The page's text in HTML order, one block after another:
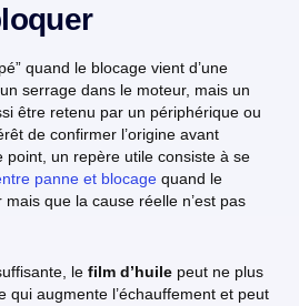
quand le blocage vient d’une
serrage dans le moteur, mais un
être retenu par un périphérique ou
de confirmer l’origine avant
point, un repère utile consiste à se
panne et blocage quand le
que la cause réelle n’est pas
le film d’huile peut ne plus
qui augmente l’échauffement et peut